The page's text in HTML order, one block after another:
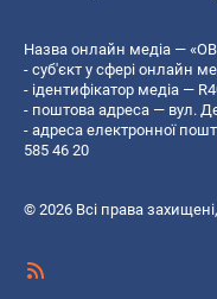
Назва онлайн медіа —
- суб'єкт у сфері онлайн
- ідентифікатор медіа —
- поштова адреса — вул.
- адреса електронної
585 46 20
© 2026 Всі права